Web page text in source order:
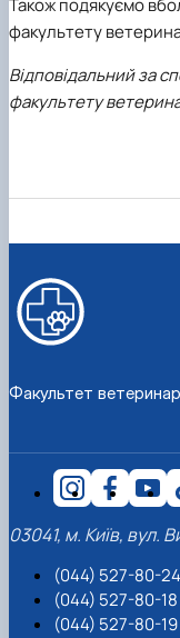
Також подякуємо
факультету
Відповідальний за
факультету
Факультет
03041, м. Київ, вул.
(044) 527-80-24
(044) 527-80-18
(044) 527-80-19